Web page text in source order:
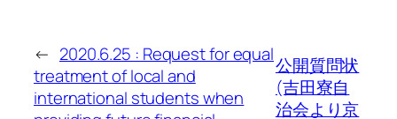
← 2020.6.25 : Request for equal
treatment of local and
international students when
公開質問状
(吉田寮自
治会より京